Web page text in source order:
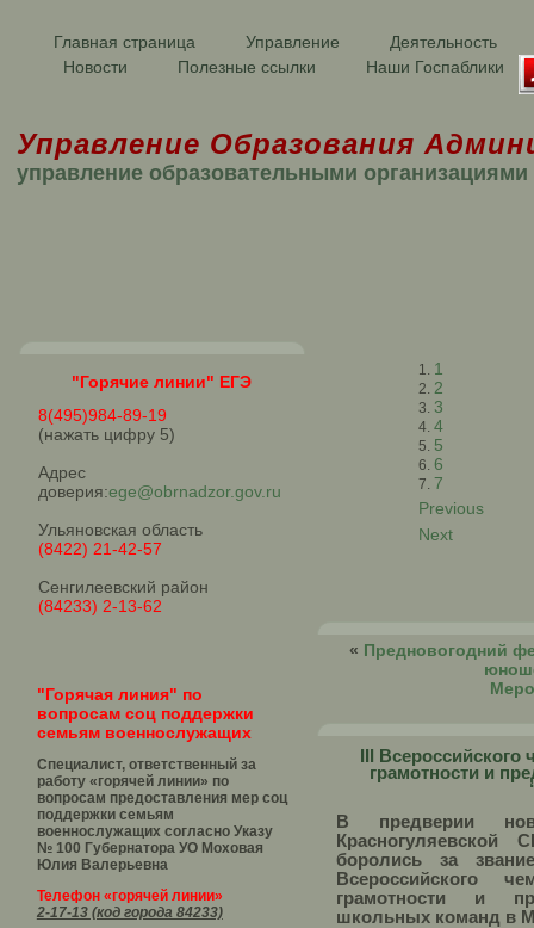
Главная страница Управление
Деятельность
Новости
Полезные ссылки Наши Госпаблики
Управление Образования
управление образовательными организациями
"Горячие линии" ЕГЭ
8(495)984-89-19
(нажать цифру 5)
Адрес
доверия:ege@obrnadzor.gov.ru
Ульяновская область
(8422) 21-42-57
Сенгилеевский район
(84233) 2-13-62
"Горячая линия" по
вопросам соц поддержки
семьям военнослужащих
Специалист, ответственный за
работу «горячей линии» по
вопросам предоставления мер соц
поддержки семьям
военнослужащих согласно Указу
№ 100 Губернатора УОМоховая
Юлия Валерьевна
Телефон «горячей линии»
2-17-13 (код города 84233)
1
2
3
4
5
6
7
Previous
Next
« Предновогодний
III
грамотности и
В предверии
боролись за
Всероссийского
грамотности и
школьных команд в